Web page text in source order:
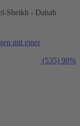
Sheikh - Dahab
mit einer
(535) 90%